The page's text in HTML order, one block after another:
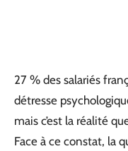
27 % des salariés
détresse
mais c’est la réalité
Face à ce constat, la